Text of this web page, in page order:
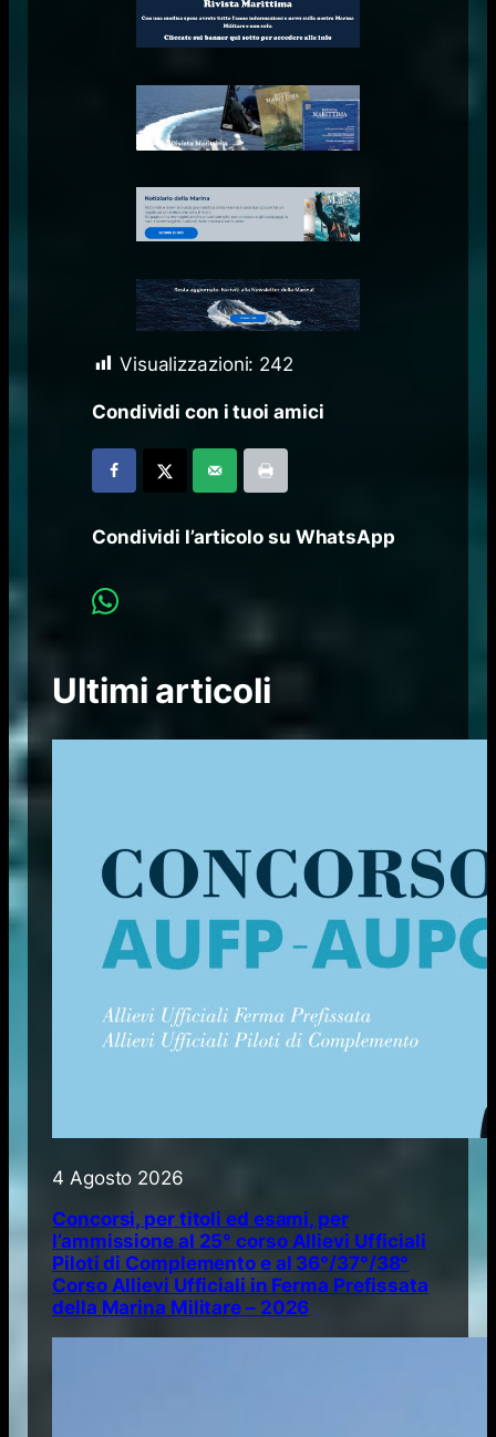
Visualizzazioni: 242
Condividi con i tuoi amici
Condividi l’articolo su WhatsApp
Ultimi articoli
4 Agosto 2026
Concorsi, per titoli ed esami, per
l’ammissione al 25° corso Allievi Ufficiali
Piloti di Complemento e al 36°/37°/38°
Corso Allievi Ufficiali in Ferma Prefissata
della Marina Militare – 2026